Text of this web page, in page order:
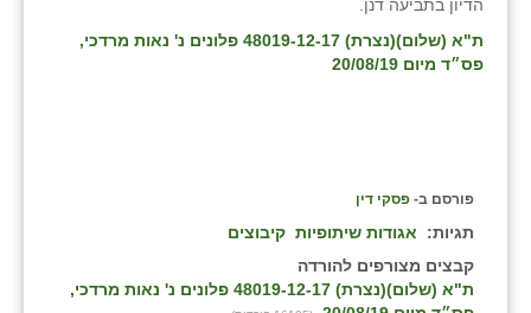
הדיון בתביעה דנן.
ת"א (שלום)(נצרת) 48019-12-17 פלונים נ' נאות מרדכי,
פס״ד מיום 20/08/19
פורסם ב- פסקי דין
תגיות: אגודות שיתופיות קיבוצים
קבצים מצורפים להורדה
ת"א (שלום)(נצרת) 48019-12-17 פלונים נ' נאות מרדכי,